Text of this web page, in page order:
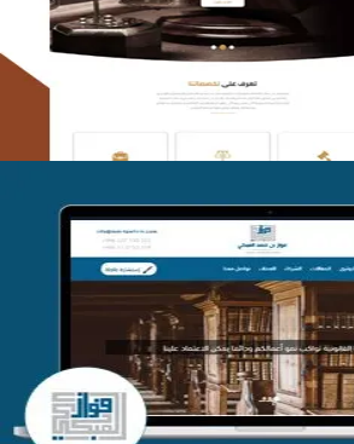
التفاصيل
المبكي للمحاماة
التفاصيل